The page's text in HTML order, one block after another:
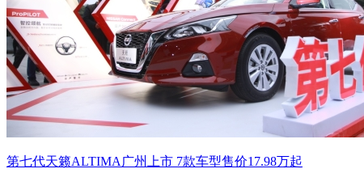
第七代天籁ALTIMA广州上市 7款车型售价17.98万起